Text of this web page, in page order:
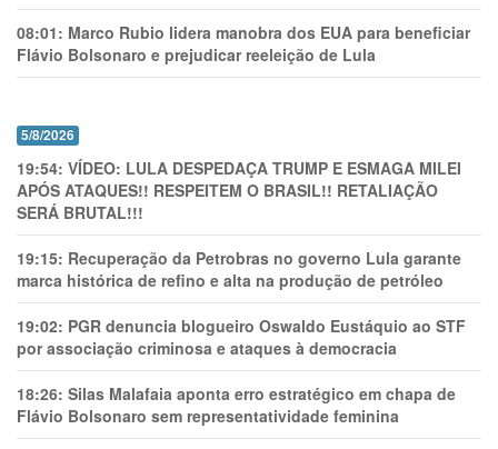
08:01: Marco Rubio lidera manobra dos EUA para beneficiar
Flávio Bolsonaro e prejudicar reeleição de Lula
5/8/2026
19:54: VÍDEO: LULA DESPEDAÇA TRUMP E ESMAGA MILEI
APÓS ATAQUES!! RESPEITEM O BRASIL!! RETALIAÇÃO
SERÁ BRUTAL!!!
19:15: Recuperação da Petrobras no governo Lula garante
marca histórica de refino e alta na produção de petróleo
19:02: PGR denuncia blogueiro Oswaldo Eustáquio ao STF
por associação criminosa e ataques à democracia
18:26: Silas Malafaia aponta erro estratégico em chapa de
Flávio Bolsonaro sem representatividade feminina